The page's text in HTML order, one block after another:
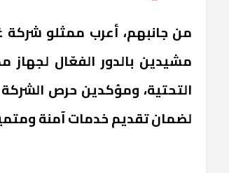
من جانبهم، أعرب ممثلو شركة
مشيدين بالدور الفعّال
التحتية، ومؤكدين حرص
لضمان تقديم خدمات آمنة